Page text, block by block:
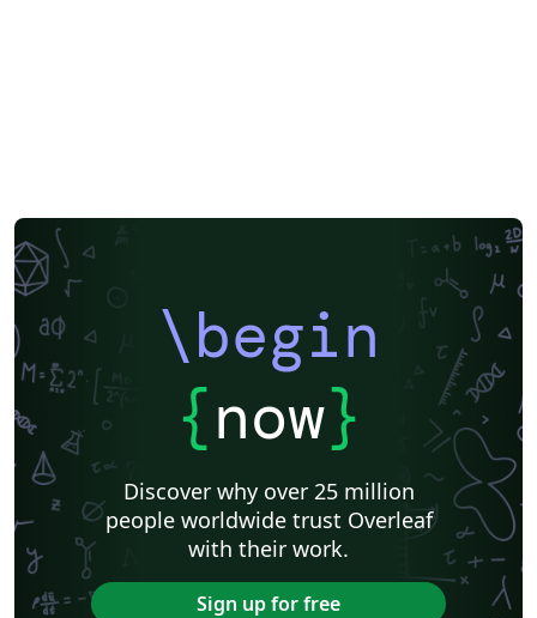
\begin
{now}
Discover why over 25 million
people worldwide trust Overleaf
with their work.
Sign up for free